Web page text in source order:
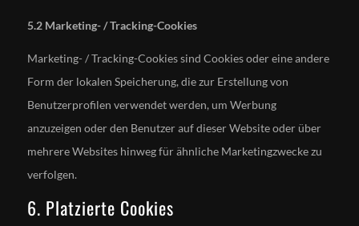
5.2 Marketing- / Tracking-Cookies
Marketing- / Tracking-Cookies sind Cookies oder eine andere
Form der lokalen Speicherung, die zur Erstellung von
Benutzerprofilen verwendet werden, um Werbung
anzuzeigen oder den Benutzer auf dieser Website oder über
mehrere Websites hinweg für ähnliche Marketingzwecke zu
verfolgen.
6. Platzierte Cookies